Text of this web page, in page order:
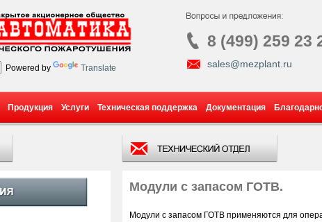
Powered by Translate
8 (499) 259 23
sales@mezplant.ru
Продукция Услуги Техническая поддержка Документация
Модули с запасом ГОТВ.
Модули с запасом ГОТВ применяются для